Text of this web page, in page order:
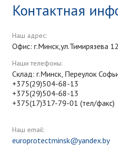
Контактная
Наш адрес:
Офис: г.Минск,ул.Тимирязева
Наши телефоны:
Склад: г.Минск, Переулок
+375(29)504-68-13
+375(29)504-68-13
+375(17)317-79-01 (тел/факс)
Наш email:
europrotectminsk@yandex.by